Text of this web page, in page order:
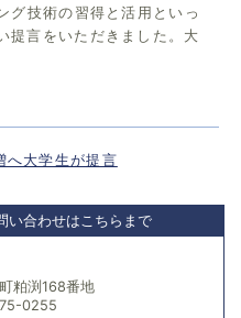
グ技術の習得と活用といっ
提言をいただきました。大
へ大学生が提言
い合わせはこちらまで
粕渕168番地
0255